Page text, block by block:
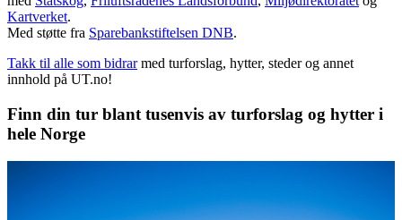
Kartverket.
Med støtte fra Sparebankstiftelsen DNB.
Takk til alle som bidrar med turforslag, hytter, steder og annet
innhold på UT.no!
Finn din tur blant tusenvis av turforslag og hytter i
hele Norge